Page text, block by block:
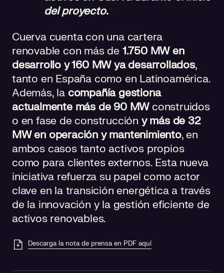
del proyecto.
Cuerva cuenta con una cartera
renovable con más de 1.750 MW en
desarrollo y 160 MW ya desarrollados,
tanto en España como en Latinoamérica.
Además, la compañía gestiona
actualmente más de 90 MWconstruidos
o en fase de construcción y más de 32
MW en operación y mantenimiento, en
ambos casos tanto activos propios
como para clientes externos. Esta nueva
iniciativa refuerza su papel como actor
clave en la transición energética a través
de la innovación y la gestión eficiente de
activos renovables.
Descarga la nota de prensa en PDF aquí